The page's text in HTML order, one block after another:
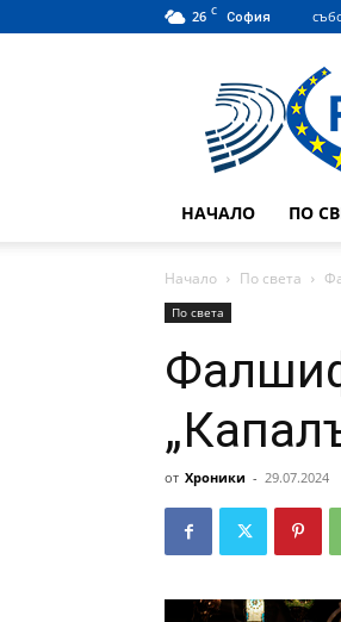
26 C София
НАЧАЛО ПО
Начало По света
По света
от Хроники - 29.07.2024